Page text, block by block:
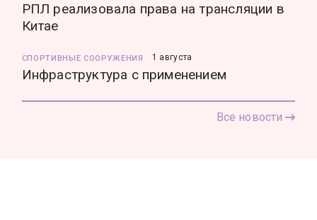
РПЛ реализовала права на трансляции в
Китае
СПОРТИВНЫЕ СООРУЖЕНИЯ 1 августа
Инфраструктура с применением
Все новости